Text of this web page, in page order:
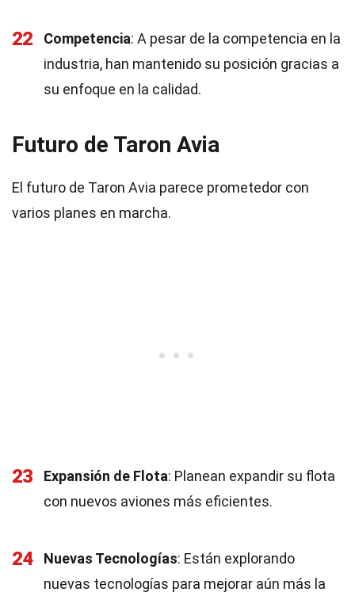
22 Competencia: A pesar de la competencia en la
industria, han mantenido su posición gracias a
su enfoque en la calidad.
Futuro de Taron Avia
El futuro de Taron Avia parece prometedor con
varios planes en marcha.
23 Expansión de Flota: Planean expandir su flota
con nuevos aviones más eficientes.
24 Nuevas Tecnologías: Están explorando
nuevas tecnologías para mejorar aún más la